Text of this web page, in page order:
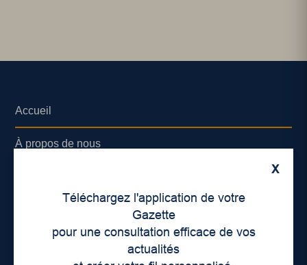
X
Téléchargez l'application de votre
Gazette
pour une consultation efficace de vos
actualités
Accueil
À propos de nous
Lieux de distribution